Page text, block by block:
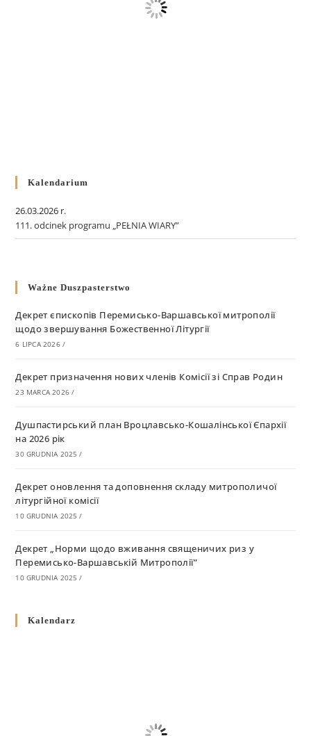
Kalendarium
26.03.2026 r.
111. odcinek programu „PEŁNIA WIARY”
Ważne Duszpasterstwo
Декрет єпископів Перемисько-Варшавської митрополії
щодо звершування Божественної Літургії
6 LIPCA 2026 /
Декрет призначення нових членів Комісії зі Справ Родин
23 MARCA 2026 /
Душпастирський план Вроцлавсько-Кошалінської Єпархії
на 2026 рік
30 GRUDNIA 2025 /
Декрет оновлення та доповнення складу митрополичої
літургійної комісії
10 GRUDNIA 2025 /
Декрет „Норми щодо вживання священичих риз у
Перемисько-Варшавській Митрополії”
10 GRUDNIA 2025 /
григоріанським календарем
Kalendarz